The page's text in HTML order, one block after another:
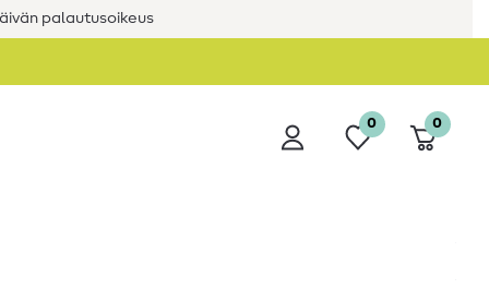
palautusoikeus
0 0